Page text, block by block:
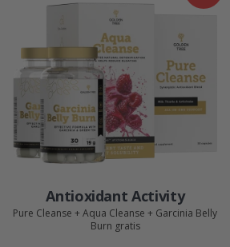
Antioxidant Activity
Pure Cleanse + Aqua Cleanse + Garcinia Belly
Burn gratis